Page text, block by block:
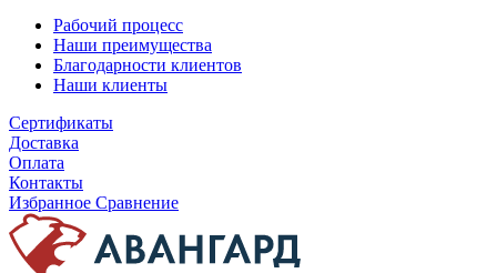
Рабочий процесс
Наши преимущества
Благодарности клиентов
Наши клиенты
Сертификаты
Доставка
Оплата
Контакты
Избранное Сравнение